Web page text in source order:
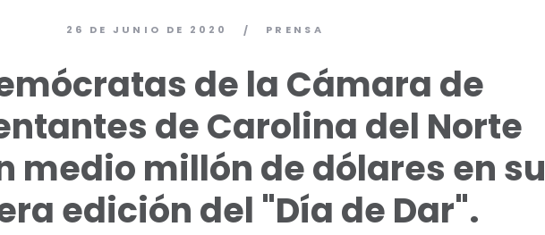
26 DE JUNIO DE 2020 / PRENSA
de la Cámara de
de Carolina del Norte
medio millón de dólares en su
edición del "Día de Dar".